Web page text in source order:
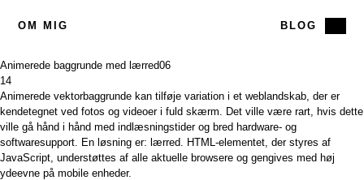
OM MIG BLOG
Animerede baggrunde med lærred06
14
Animerede vektorbaggrunde kan tilføje variation i et weblandskab, der er
kendetegnet ved fotos og videoer i fuld skærm. Det ville være rart, hvis dette
ville gå hånd i hånd med indlæsningstider og bred hardware- og
softwaresupport. En løsning er: lærred. HTML-elementet, der styres af
JavaScript, understøttes af alle aktuelle browsere og gengives med høj
ydeevne på mobile enheder.